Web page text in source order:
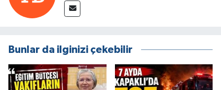
Bunlar da ilginizi çekebilir